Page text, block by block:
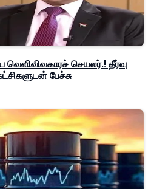
செயலர்.! தீர்வு
பேச்சு